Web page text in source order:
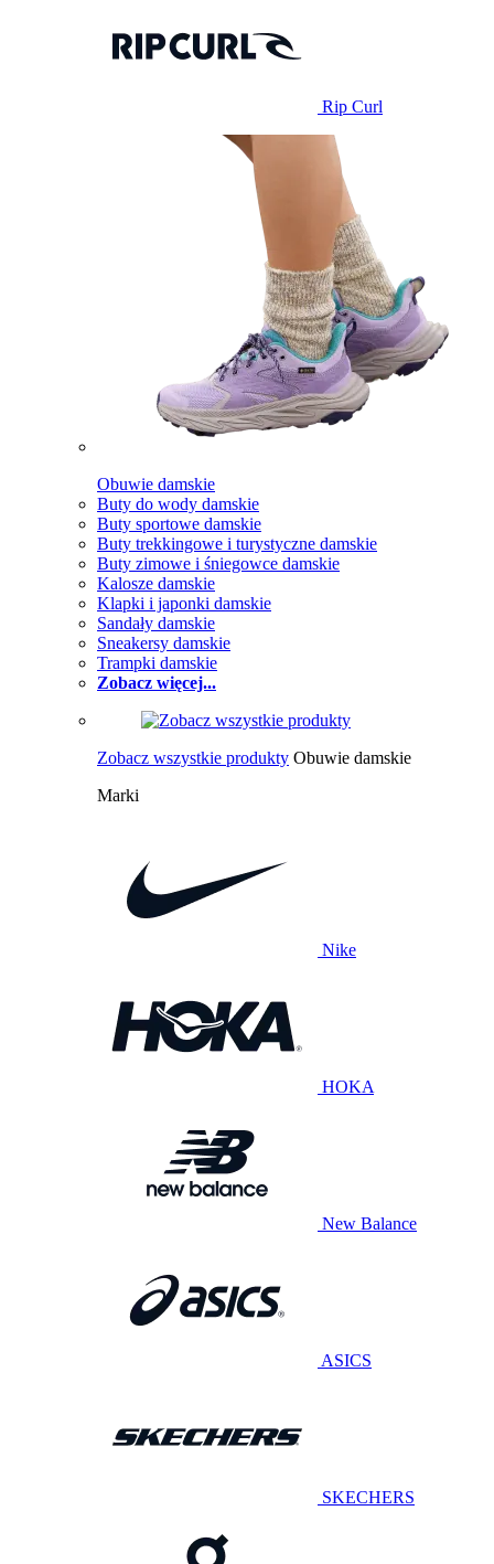
Rip Curl
Obuwie damskie
Buty do wody damskie
Buty sportowe damskie
Buty trekkingowe i turystyczne damskie
Buty zimowe i śniegowce damskie
Kalosze damskie
Klapki i japonki damskie
Sandały damskie
Sneakersy damskie
Trampki damskie
Zobacz więcej...
Zobacz wszystkie produkty Obuwie damskie
Marki
Nike
HOKA
New Balance
ASICS
SKECHERS